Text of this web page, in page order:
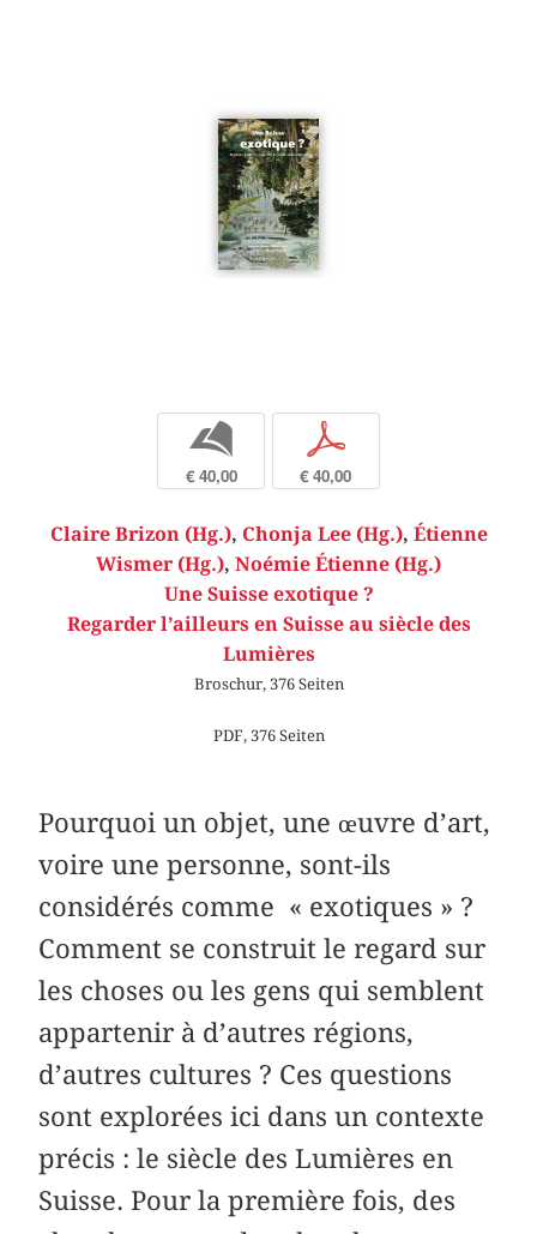
b
€ 40,00
p
€ 40,00
Claire Brizon (Hg.), Chonja Lee (Hg.), Étienne
Wismer (Hg.), Noémie Étienne (Hg.)
Une Suisse exotique ?
Regarder l’ailleurs en Suisse au siècle des
Lumières
Broschur, 376 Seiten
PDF, 376 Seiten
Pourquoi un objet, une œuvre d’art,
voire une personne, sont-ils
considérés comme « exotiques » ?
Comment se construit le regard sur
les choses ou les gens qui semblent
appartenir à d’autres régions,
d’autres cultures ? Ces questions
sont explorées ici dans un contexte
précis : le siècle des Lumières en
Suisse. Pour la première fois, des